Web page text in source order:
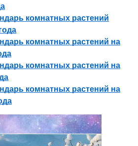
комнатных растений
комнатных растений на
комнатных растений на
комнатных растений на